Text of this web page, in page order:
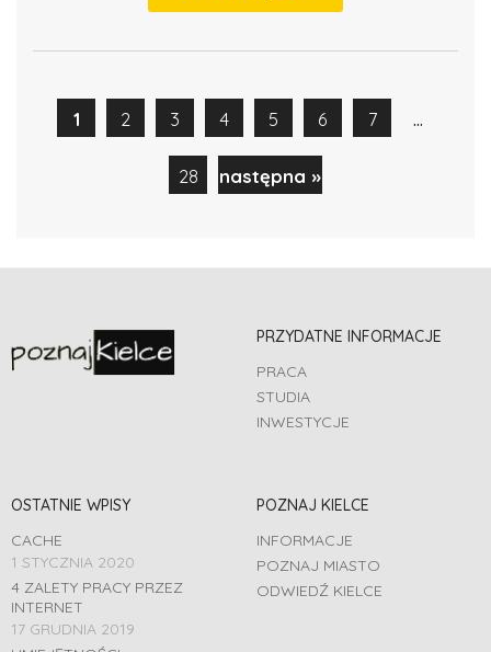
1 2 3 4 5 6 7 ...
28 następna »
PRZYDATNE INFORMACJE
PRACA
STUDIA
INWESTYCJE
OSTATNIE WPISY
CACHE
1 STYCZNIA 2020
4 ZALETY PRACY PRZEZ
INTERNET
17 GRUDNIA 2019
POZNAJ KIELCE
INFORMACJE
POZNAJ MIASTO
ODWIEDŹ KIELCE